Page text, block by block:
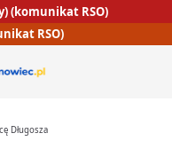
(komunikat RSO)
RSO)
Długosza